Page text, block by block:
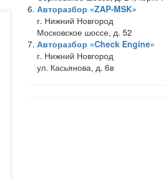
Авторазбор «ZAP-MSK»
г. Нижний Новгород
Московское шоссе, д. 52
Авторазбор «Check Engine»
г. Нижний Новгород
ул. Касьянова, д. 6в